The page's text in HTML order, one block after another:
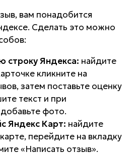
вам понадобится
Сделать это можно
строку Яндекса: найдите
кликните на
затем поставьте оценку
текст и при
фото.
Яндекс Карт: найдите
перейдите на вкладку
«Написать отзыв».